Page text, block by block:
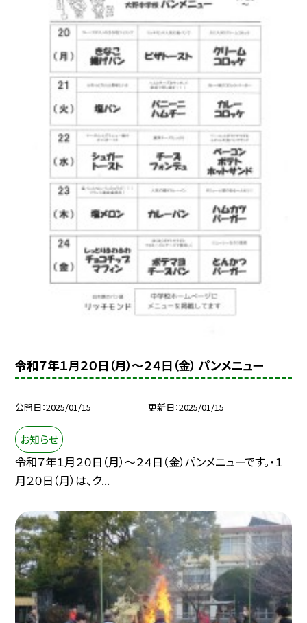
令和７年１月２０日（月）～２４日（金） パンメニュー
公開日 2025/01/15 更新日 2025/01/15
お知らせ
令和７年１月２０日（月）～２４日（金）パンメニューです。・１
月２０日（月）は、ク...